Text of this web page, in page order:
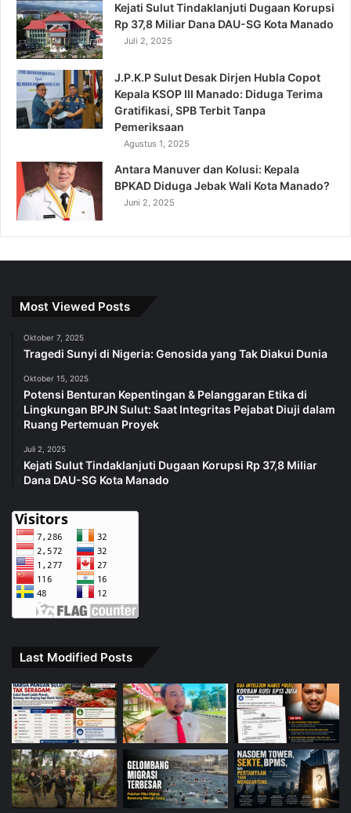
Kejati Sulut Tindaklanjuti Dugaan Korupsi
Rp 37,8 Miliar Dana DAU-SG Kota Manado
Juli 2, 2025
J.P.K.P Sulut Desak Dirjen Hubla Copot
Kepala KSOP III Manado: Diduga Terima
Gratifikasi, SPB Terbit Tanpa
Pemeriksaan
Agustus 1, 2025
Antara Manuver dan Kolusi: Kepala
BPKAD Diduga Jebak Wali Kota Manado?
Juni 2, 2025
Most Viewed Posts
Oktober 7, 2025
Tragedi Sunyi di Nigeria: Genosida yang Tak Diakui Dunia
Oktober 15, 2025
Potensi Benturan Kepentingan & Pelanggaran Etika di
Lingkungan BPJN Sulut: Saat Integritas Pejabat Diuji dalam
Ruang Pertemuan Proyek
Juli 2, 2025
Kejati Sulut Tindaklanjuti Dugaan Korupsi Rp 37,8 Miliar
Dana DAU-SG Kota Manado
Last Modified Posts